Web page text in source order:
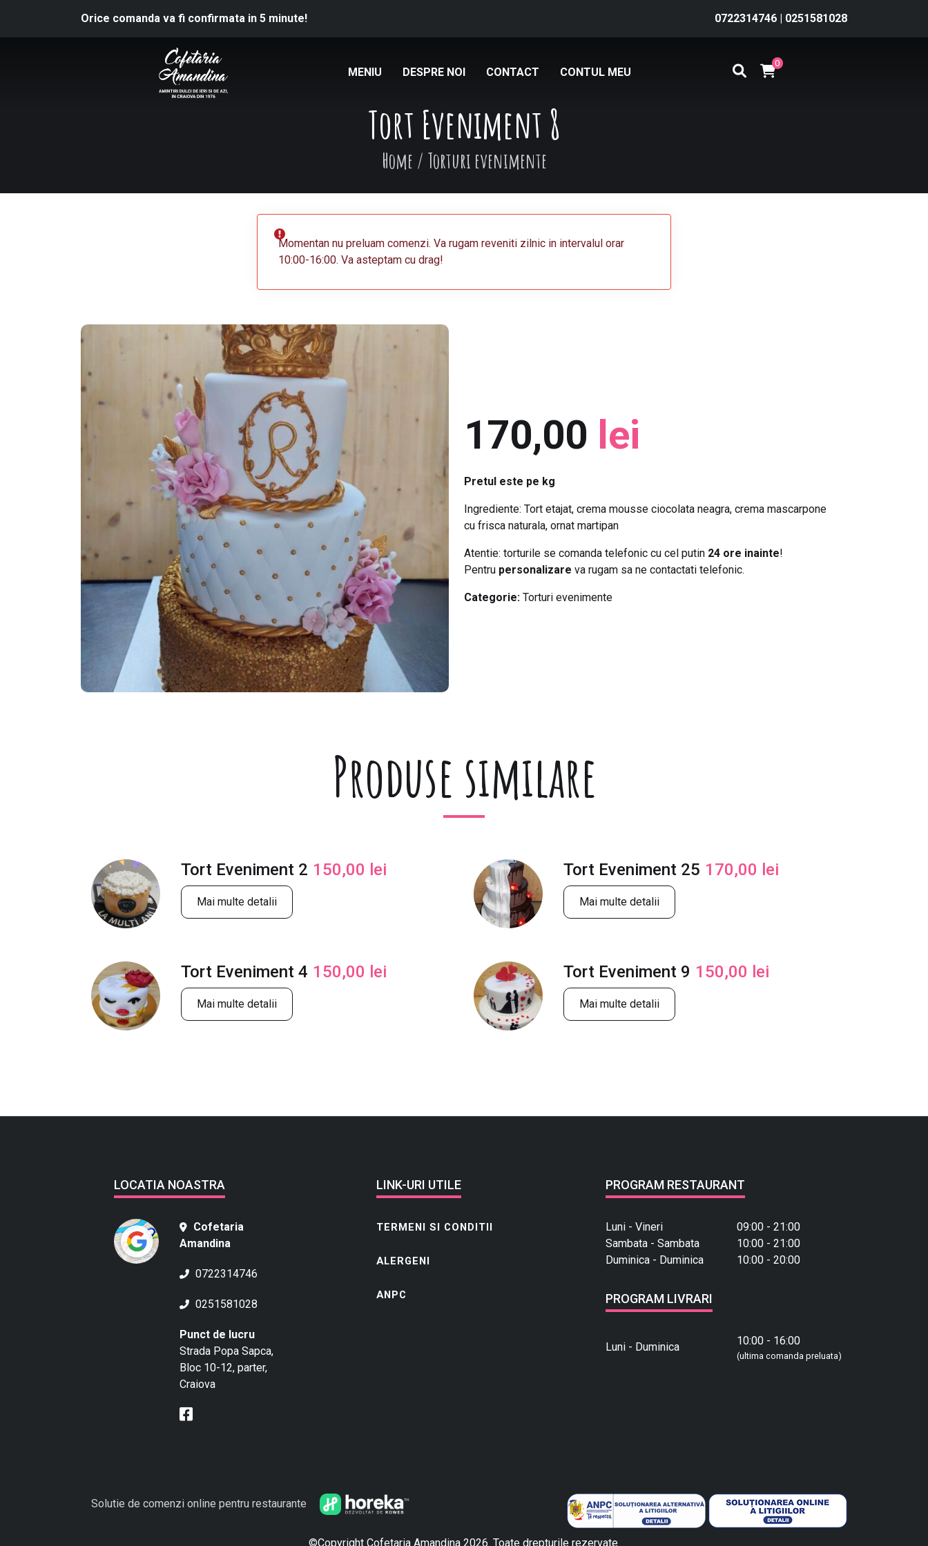
Orice comanda va fi confirmata in 5 minute! 0722314746 | 0251581028
MENIU DESPRE NOI CONTACT CONTUL MEU
0
Tort Eveniment 8
Home / Torturi evenimente
Momentan nu preluam comenzi. Va rugam reveniti zilnic in intervalul orar
10:00-16:00. Va asteptam cu drag!
170,00 lei
Pretul este pe kg
Ingrediente: Tort etajat, crema mousse ciocolata neagra, crema mascarpone
cu frisca naturala, ornat martipan
Atentie: torturile se comanda telefonic cu cel putin 24 ore inainte!
Pentru personalizare va rugam sa ne contactati telefonic.
Categorie: Torturi evenimente
Produse similare
Tort Eveniment 2 150,00 lei
Mai multe detalii
Tort Eveniment 25 170,00 lei
Mai multe detalii
Tort Eveniment 4 150,00 lei
Mai multe detalii
Tort Eveniment 9 150,00 lei
Mai multe detalii
LOCATIA NOASTRA
Cofetaria
Amandina
0722314746
0251581028
Punct de lucru
Strada Popa Sapca,
Bloc 10-12, parter,
Craiova
LINK-URI UTILE
TERMENI SI CONDITII
ALERGENI
ANPC
PROGRAM RESTAURANT
Luni - Vineri
09:00 - 21:00
Sambata - Sambata
10:00 - 21:00
Duminica - Duminica
10:00 - 20:00
PROGRAM LIVRARI
Luni - Duminica 10:00 - 16:00
(ultima comanda preluata)
Solutie de comenzi online pentru restaurante
©Copyright Cofetaria Amandina 2026. Toate drepturile rezervate.